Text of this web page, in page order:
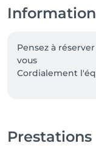
Pensez à
vous
Prestations